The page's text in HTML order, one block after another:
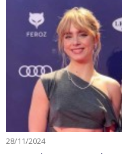
28/11/2024